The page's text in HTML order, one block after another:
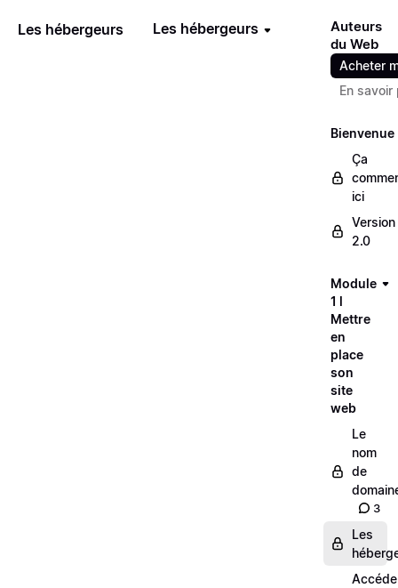
Les hébergeurs Les hébergeurs
Auteurs
du Web
Acheter
En savoir
Bienvenue
Ça
ici
Version
2.0
Module
1 l
Mettre
en
place
son
site
web
Le
nom
de
3
Les